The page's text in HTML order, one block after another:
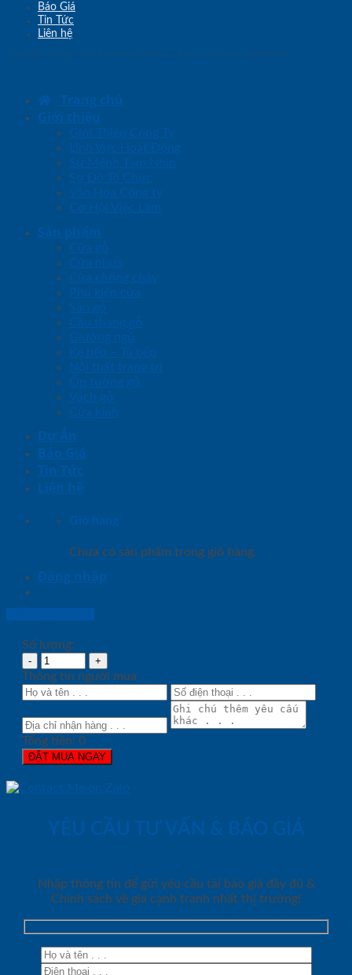
Báo Giá
Tin Tức
Liên hệ
Trang chủ
Giới thiệu
Giới Thiệu Công Ty
Lĩnh Vực Hoạt Động
Sứ Mệnh Tầm Nhìn
Sơ Đồ Tổ Chức
Văn Hóa Công ty
Cơ Hội Việc Làm
Sản phẩm
Cửa gỗ
Cửa nhựa
Cửa chống cháy
Phụ kiện cửa
Sàn gỗ
Cầu thang gỗ
Giường ngủ
Kệ bếp – Tủ bếp
Nội thất trang trí
Ốp tường gỗ
Vách gỗ
Cửa kính
Dự Án
Báo Giá
Tin Tức
Liên hệ
Giỏ hàng
Chưa có sản phẩm trong giỏ hàng.
Đăng nhập
Số lượng:
Thông tin người mua
Tổng tiền: 0
ĐẶT MUA NGAY
YÊU CẦU TƯ VẤN & BÁO GIÁ
Nhập thông tin để gửi yêu cầu tải báo giá đầy đủ &
Chính sách về giá cạnh tranh nhất thị trường!